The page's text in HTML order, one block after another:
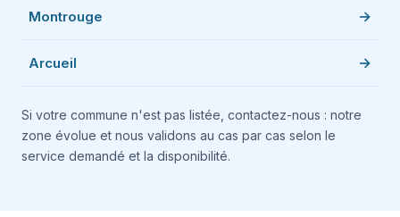
Montrouge
Arcueil
Si votre commune n'est pas listée, contactez-nous : notre
zone évolue et nous validons au cas par cas selon le
service demandé et la disponibilité.